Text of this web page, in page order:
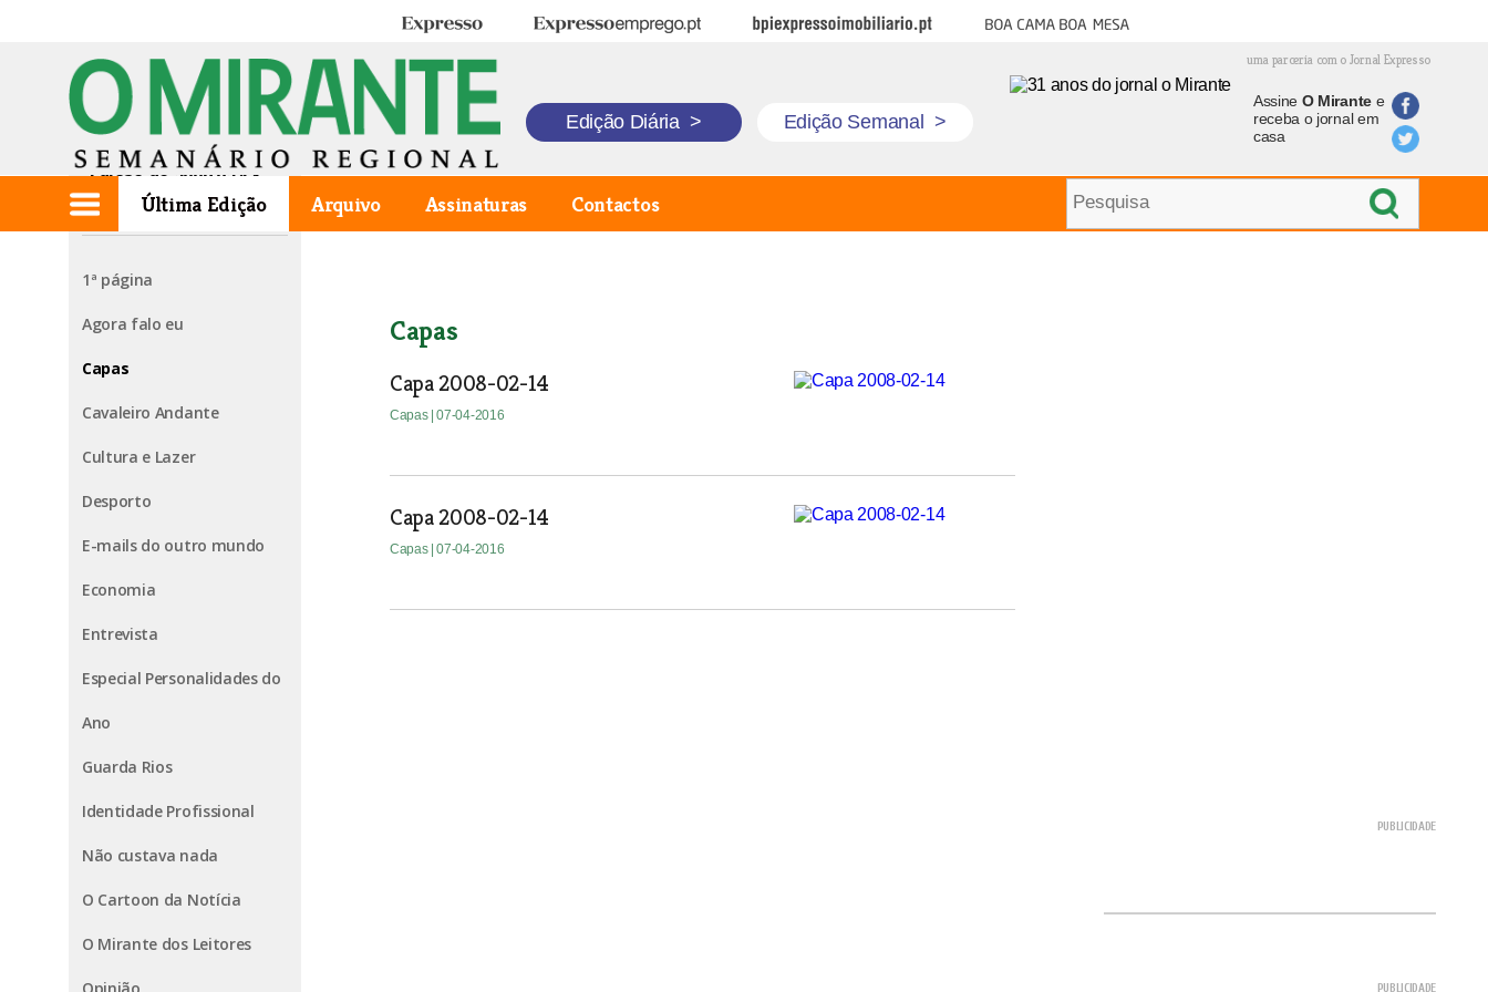
Expresso Expresso Emprego BPI Expresso Imobiliário Boa cama boa mesa
uma parceria com o Jornal Expresso
Edição Diária > Edição Semanal >
Assine O Mirantee
receba o jornal em
casa
Última Edição Arquivo Assinaturas Contactos
Edição de 2008.02.14
1ª página
Agora falo eu
Capas
Cavaleiro Andante
Cultura e Lazer
Desporto
E-mails do outro mundo
Economia
Entrevista
Especial Personalidades do
Ano
Guarda Rios
Identidade Profissional
Não custava nada
O Cartoon da Notícia
O Mirante dos Leitores
Capas
Capa 2008-02-14
Capas | 07-04-2016
Capa 2008-02-14
Capas | 07-04-2016